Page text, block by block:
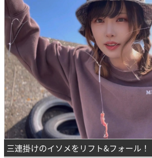
三連掛けのイソメをリフト&フォール！